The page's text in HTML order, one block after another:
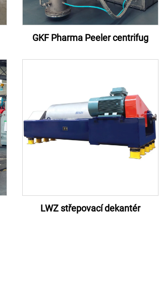
GKF Pharma Peeler centrifug
LWZ střepovací dekantér